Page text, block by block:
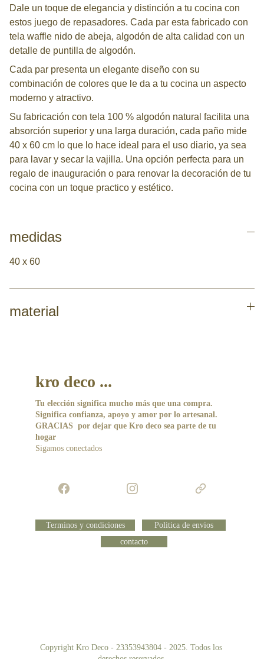
Dale un toque de elegancia y distinción a tu cocina con
estos juego de repasadores. Cada par esta fabricado con
tela waffle nido de abeja, algodón de alta calidad con un
detalle de puntilla de algodón.
Cada par presenta un elegante diseño con su
combinación de colores que le da a tu cocina un aspecto
moderno y atractivo.
Su fabricación con tela 100 % algodón natural facilita una
absorción superior y una larga duración, cada paño mide
40 x 60 cm lo que lo hace ideal para el uso diario, ya sea
para lavar y secar la vajilla. Una opción perfecta para un
regalo de inauguración o para renovar la decoración de tu
cocina con un toque practico y estético.
medidas
40 x 60
material
kro deco ...
contacto
Politica de envios
Terminos y condiciones
Tu elección significa mucho más que una compra.
Significa confianza, apoyo y amor por lo artesanal.
GRACIAS  por dejar que Kro deco sea parte de tu
hogar
Sigamos conectados
Copyright Kro Deco - 23353943804 - 2025. Todos los